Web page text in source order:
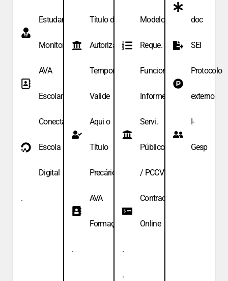
Estudante
Monitor
AVA
Escolar
Conecta
Escola
Digital
.
Título de
Autoriza.
Temporária
Valide
Aqui o
Título
Precário
AVA
Formação
.
Modelo de
Reque. de
Funcionário
Informe
Servi.
Públicos
/ PCCV
Contracheque
Online
.
.
doc
SEI
Protocolo
externo
I-
Gesp